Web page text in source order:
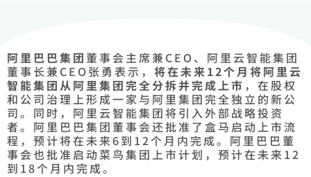
阿里巴巴集团 董事会主席兼CEO、阿里云智能集团
董事长兼CEO张勇表示， 将在未来12个月将阿里云
智能集团从阿里集团完全分拆并完成上市 ，在股权
和公司治理上形成一家与阿里集团完全独立的新公
司。同时，阿里云智能集团将引入外部战略投资
者。阿里巴巴集团董事会还批准了盒马启动上市流
程，预计将在未来6到12个月内完成。阿里巴巴董
事会也批准启动菜鸟集团上市计划，预计在未来12
到18个月内完成。